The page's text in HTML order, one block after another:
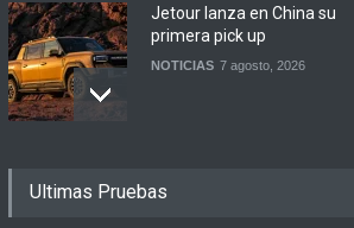
Jetour lanza en China su
primera pick up
NOTICIAS 7 agosto, 2026
renovadas S2 y Skua 150 en
Ultimas Pruebas